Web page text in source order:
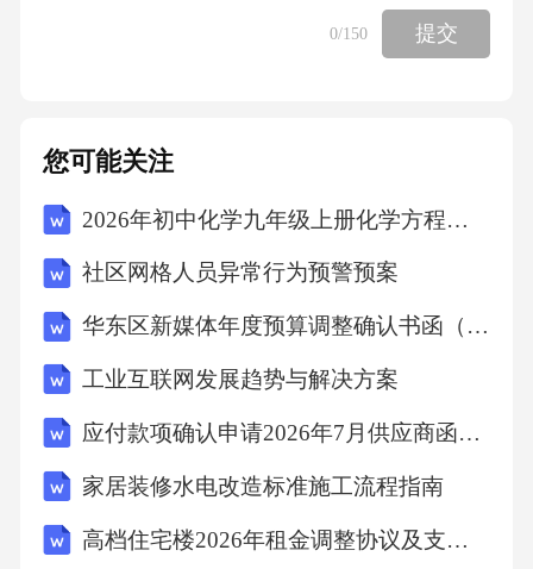
社区志愿服务活动-组织志愿者培训，培养居民
的志愿服务精神。-开展环境整治活动，如清洁
励居民参与社区文化建设，如图书整理、社区
活动策划等。四、活动实施与保障1.成立社区活
动组织委员会，负责活动的筹备、组织与实
与活动。3.加强宣传推广，提高居民的参与率。
4.做好活动安全保障工作，确保活动的顺利进
行。5.活动结束后，及时总结经验教训，为下一
次活动提供参考。五、结语通过本方案的实
邻里关系，提升社区凝聚力。让我们共同期待2
0/150 提交
您可能关注
2026年初中化学九年级上册化学方程式冲刺押题卷
社区网格人员异常行为预警预案
华东区新媒体年度预算调整确认书函（3篇）范文
工业互联网发展趋势与解决方案
应付款项确认申请2026年7月供应商函7篇
家居装修水电改造标准施工流程指南
高档住宅楼2026年租金调整协议及支付方式公告（6篇）范文